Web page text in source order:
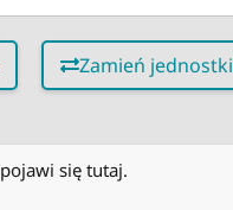
Zamień jednostki
się tutaj.